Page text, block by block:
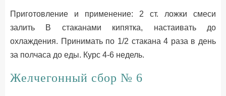
Приготовление и применение: 2 ст. ложки смеси
залить В стаканами кипятка, настаивать до
охлаждения. Принимать по 1/2 стакана 4 раза в день
за полчаса до еды. Курс 4-6 недель.
Желчегонный сбор № 6